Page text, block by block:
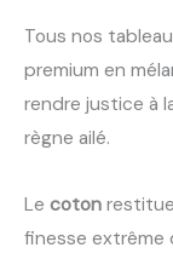
Tous nos
premium en
rendre justice à
règne ailé.
Le coton
finesse extrême